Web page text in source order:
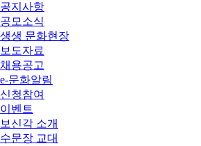
공지사항
공모소식
생생 문화현장
보도자료
채용공고
e-문화알림
신청참여
이벤트
보신각 소개
수문장 교대